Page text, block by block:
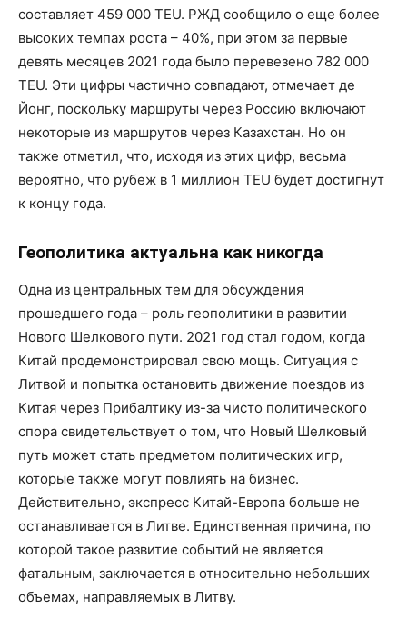
составляет 459 000 TEU. РЖД сообщило о еще более
высоких темпах роста – 40%, при этом за первые
девять месяцев 2021 года было перевезено 782 000
TEU. Эти цифры частично совпадают, отмечает де
Йонг, поскольку маршруты через Россию включают
некоторые из маршрутов через Казахстан. Но он
также отметил, что, исходя из этих цифр, весьма
вероятно, что рубеж в 1 миллион TEU будет достигнут
к концу года.
Геополитика актуальна как никогда
Одна из центральных тем для обсуждения
прошедшего года – роль геополитики в развитии
Нового Шелкового пути. 2021 год стал годом, когда
Китай продемонстрировал свою мощь. Ситуация с
Литвой и попытка остановить движение поездов из
Китая через Прибалтику из-за чисто политического
спора свидетельствует о том, что Новый Шелковый
путь может стать предметом политических игр,
которые также могут повлиять на бизнес.
Действительно, экспресс Китай-Европа больше не
останавливается в Литве. Единственная причина, по
которой такое развитие событий не является
фатальным, заключается в относительно небольших
объемах, направляемых в Литву.